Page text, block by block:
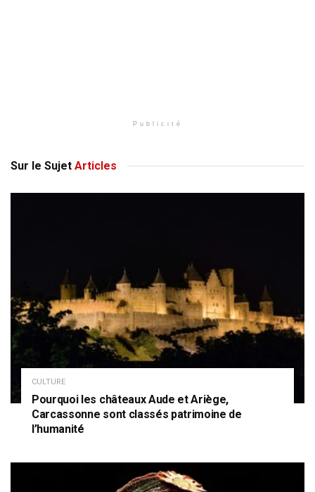
Publicité
Sur le Sujet Articles
CULTURE
Pourquoi les châteaux Aude et Ariège,
Carcassonne sont classés patrimoine de
l’humanité